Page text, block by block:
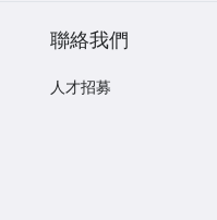
聯絡我們
人才招募